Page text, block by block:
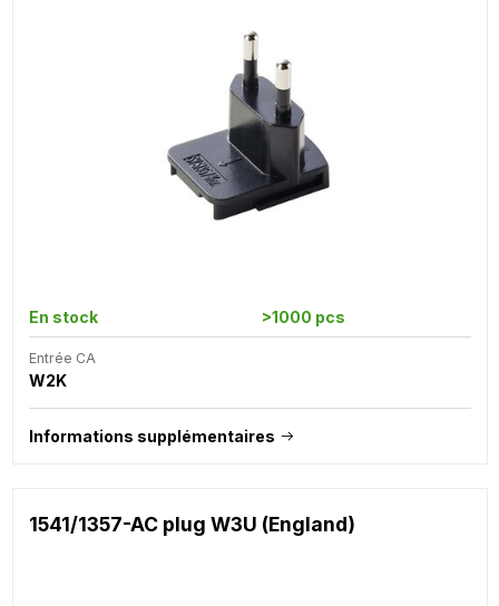
En stock >1000 pcs
Entrée CA
W2K
Informations supplémentaires
1541/1357-AC plug W3U (England)